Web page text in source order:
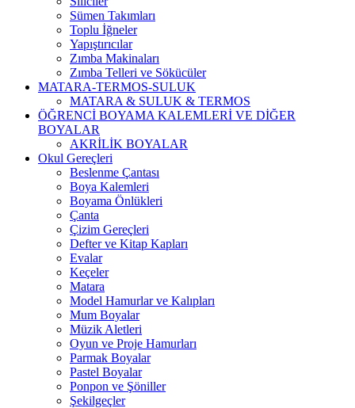
Sümen Takımları
Toplu İğneler
Yapıştırıcılar
Zımba Makinaları
Zımba Telleri ve Sökücüler
MATARA-TERMOS-SULUK
MATARA & SULUK & TERMOS
ÖĞRENCİ BOYAMA KALEMLERİ VE DİĞER
BOYALAR
AKRİLİK BOYALAR
Okul Gereçleri
Beslenme Çantası
Boya Kalemleri
Boyama Önlükleri
Çanta
Çizim Gereçleri
Defter ve Kitap Kapları
Evalar
Keçeler
Matara
Model Hamurlar ve Kalıpları
Mum Boyalar
Müzik Aletleri
Oyun ve Proje Hamurları
Parmak Boyalar
Pastel Boyalar
Ponpon ve Şöniller
Şekilgeçler